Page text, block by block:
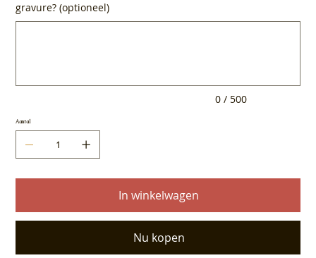
gravure? (optioneel)
0 / 500
Aantal
In winkelwagen
Nu kopen